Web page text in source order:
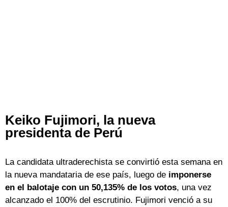
Keiko Fujimori, la nueva
presidenta de Perú
La candidata ultraderechista se convirtió esta semana en
la nueva mandataria de ese país, luego de imponerse
en el balotaje con un 50,135% de los votos, una vez
alcanzado el 100% del escrutinio. Fujimori venció a su